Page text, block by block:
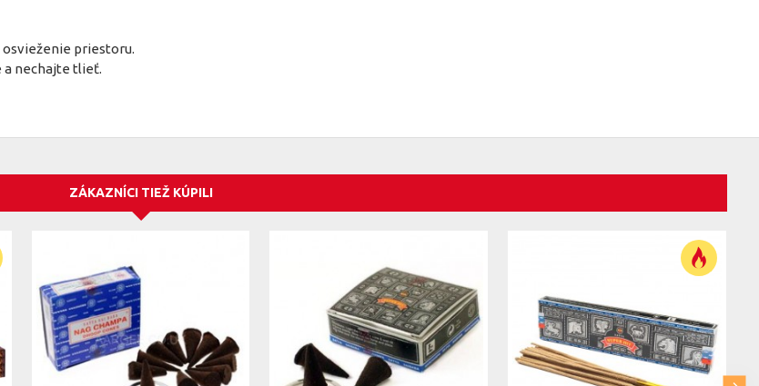
osvieženie priestoru.
a nechajte tlieť.
ZÁKAZNÍCI TIEŽ KÚPILI